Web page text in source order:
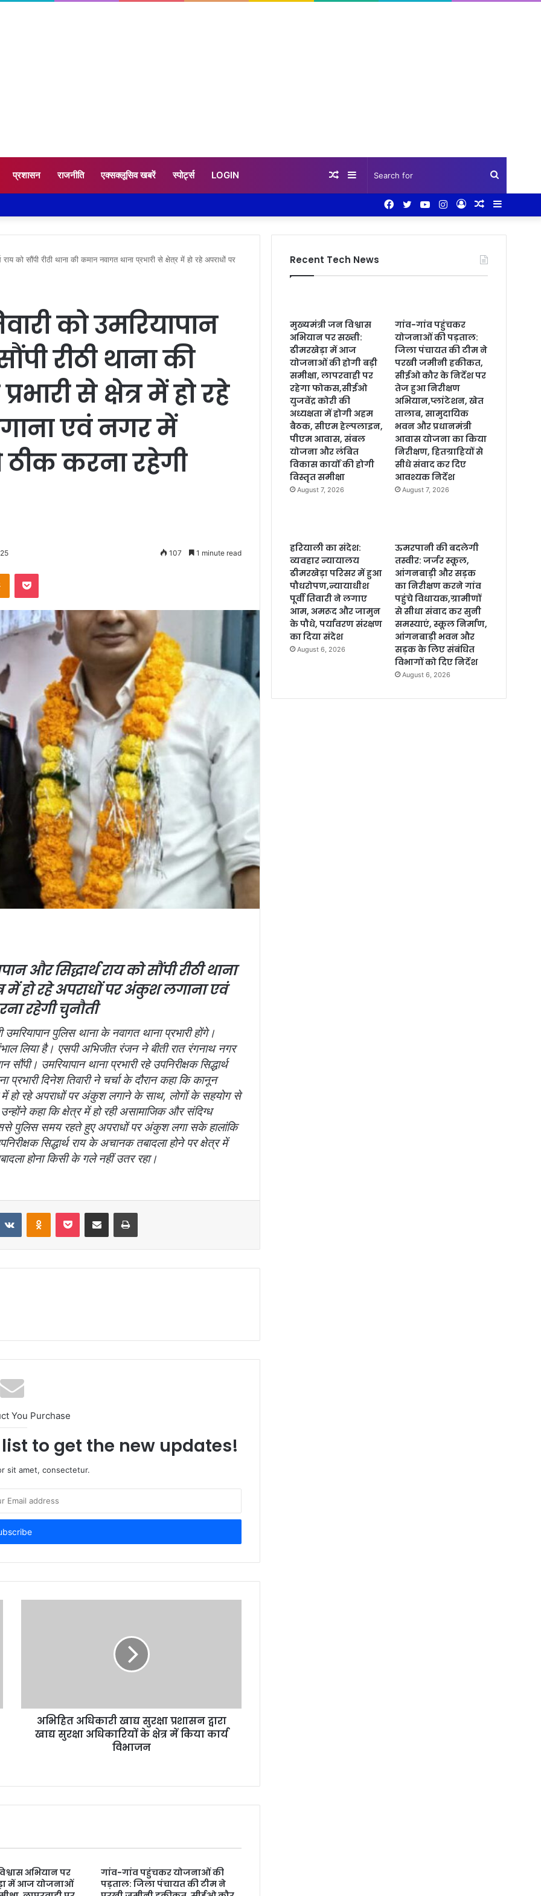
प्रशासन राजनीति एक्सक्लूसिव खबरें स्पोर्ट्स LOGIN
for
Sidebar
Random
Random
Log
Instagram
YouTube
Twitter
Facebook
राय को सौंपी रीठी थाना की कमान नवागत थाना प्रभारी से क्षेत्र में हो रहे अपराधों पर
को उमरियापान
रीठी थाना की
से क्षेत्र में हो रहे
एवं नगर में
ठीक करना रहेगी
107 1 minute read
और सिद्धार्थ राय को सौंपी रीठी थाना
में हो रहे अपराधों पर अंकुश लगाना एवं
रहेगी चुनौती
उमरियापान पुलिस थाना के नवागत थाना प्रभारी होंगे।
लिया है। एसपी अभिजीत रंजन ने बीती रात रंगनाथ नगर
उमरियापान थाना प्रभारी रहे उपनिरीक्षक सिद्धार्थ
प्रभारी दिनेश तिवारी ने चर्चा के दौरान कहा कि कानून
में हो रहे अपराधों पर अंकुश लगाने के साथ, लोगों के सहयोग से
कहा कि क्षेत्र में हो रही असामाजिक और संदिग्ध
पुलिस समय रहते हुए अपराधों पर अंकुश लगा सकेहालांकि
सिद्धार्थ राय के अचानक तबादला होने पर क्षेत्र में
होना किसी के गले नहीं उतर रहा।
You Purchase
to get the new updates!
sit amet, consectetur.
अभिहित अधिकारी खाद्य सुरक्षा प्रशासन द्वारा
खाद्य सुरक्षा अधिकारियों के क्षेत्र में किया कार्य
विभाजन
अभियान पर
में आज योजनाओं
गांव-गांव पहुंचकर योजनाओं की
पड़ताल: जिला पंचायत की टीम ने
Recent Tech News
मुख्यमंत्री जन विश्वास
अभियान पर सख्ती:
ढीमरखेड़ा में आज
योजनाओं की होगी बड़ी
समीक्षा, लापरवाही पर
रहेगा फोकस,सीईओ
युजवेंद्र कोरी की
अध्यक्षता में होगी अहम
बैठक, सीएम हेल्पलाइन,
पीएम आवास, संबल
योजना और लंबित
विकास कार्यों की होगी
विस्तृत समीक्षा
August 7, 2026
गांव-गांव पहुंचकर
योजनाओं की पड़ताल:
जिला पंचायत की टीम ने
परखी जमीनी हकीकत,
सीईओ कौर के निर्देश पर
तेज हुआ निरीक्षण
अभियान,प्लांटेशन, खेत
तालाब, सामुदायिक
भवन और प्रधानमंत्री
आवास योजना का किया
निरीक्षण, हितग्राहियों से
सीधे संवाद कर दिए
आवश्यक निर्देश
August 7, 2026
हरियाली का संदेश:
व्यवहार न्यायालय
ढीमरखेड़ा परिसर में हुआ
पौधरोपण,न्यायाधीश
पूर्वी तिवारी ने लगाए
आम, अमरूद और जामुन
के पौधे, पर्यावरण संरक्षण
का दिया संदेश
August 6, 2026
ऊमरपानी की बदलेगी
तस्वीर: जर्जर स्कूल,
आंगनबाड़ी और सड़क
का निरीक्षण करने गांव
पहुंचे विधायक,ग्रामीणों
से सीधा संवाद कर सुनी
समस्याएं, स्कूल निर्माण,
आंगनबाड़ी भवन और
सड़क के लिए संबंधित
विभागों को दिए निर्देश
August 6, 2026